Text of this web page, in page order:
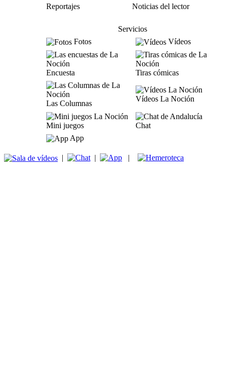
Reportajes
Noticias del lector
Servicios
Fotos
Vídeos
Encuesta Tiras cómicas
Las Columnas
Vídeos La Noción
Mini juegos
Chat
App
| | |